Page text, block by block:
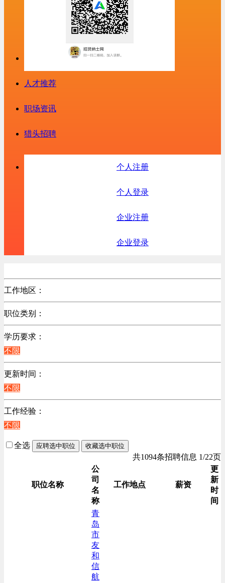
人才推荐
职场资讯
猎头招聘
个人注册
个人登录
企业注册
企业登录
工作地区：
不限
职位类别：
不限
学历要求：
不限
更新时间：
不限
工作经验：
不限
全选 应聘选中职位 收藏选中职位
共1094条招聘信息 1/22页
职位名称
公
司
名
称
工作地点 薪资
更
新
时
间
青
岛
市
友
和
信
航